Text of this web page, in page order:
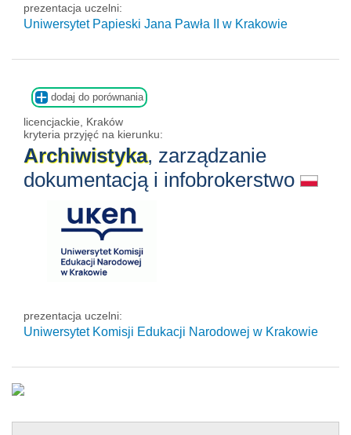
prezentacja uczelni:
Uniwersytet Papieski Jana Pawła II w Krakowie
dodaj do porównania
licencjackie, Kraków
kryteria przyjęć na kierunku:
Archiwistyka, zarządzanie
dokumentacją i infobrokerstwo
prezentacja uczelni:
Uniwersytet Komisji Edukacji Narodowej w Krakowie